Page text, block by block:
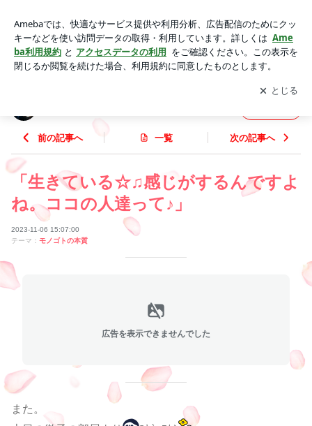
世界中の平和に向けて❤ ♬
アプリをダウンロードして ブログの更新通知
を受け取りまし
ょう。
開く
前の記事へ 一覧 次の記事へ
「生きている☆♫感じがするんですよ
ね。ココの人達って♪」
2023-11-06 15:07:00
テーマ： モノゴトの本質
広告を表示できませんでした
また。